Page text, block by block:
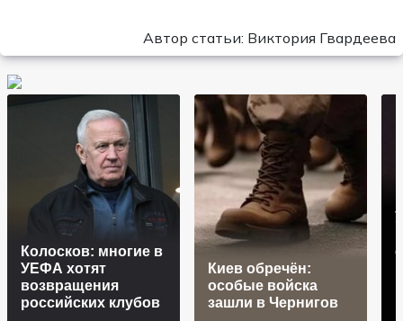
Автор статьи: Виктория Гвардеева
Колосков: многие в
УЕФА хотят
возвращения
российских клубов
Киев обречён:
особые войска
зашли в Чернигов